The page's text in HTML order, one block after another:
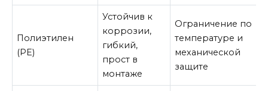
Полиэтилен
(PE)
Устойчив к
коррозии,
гибкий,
прост в
монтаже
Ограничение по
температуре и
механической
защите